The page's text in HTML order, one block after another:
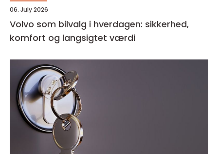
06. July 2026
Volvo som bilvalg i hverdagen: sikkerhed,
komfort og langsigtet værdi